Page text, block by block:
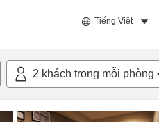
Tiếng Việt
2 khách trong mỗi phòng